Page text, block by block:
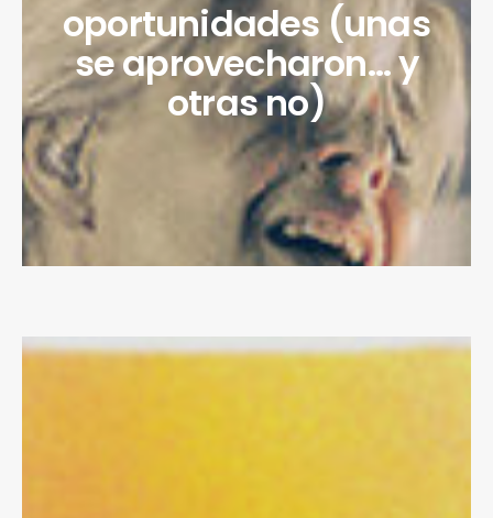
oportunidades (unas
se aprovecharon… y
otras no)